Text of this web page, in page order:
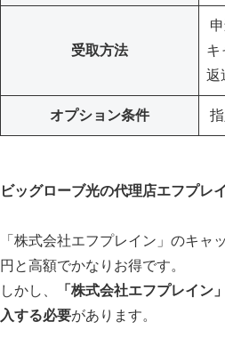
受取方法
キ
返
オプション条件
ビッグローブ光の代理店エフプレ
「株式会社エフプレイン」のキャ
円と高額でかなりお得です。
しかし、
「株式会社エフプレイン
入する必要があります。